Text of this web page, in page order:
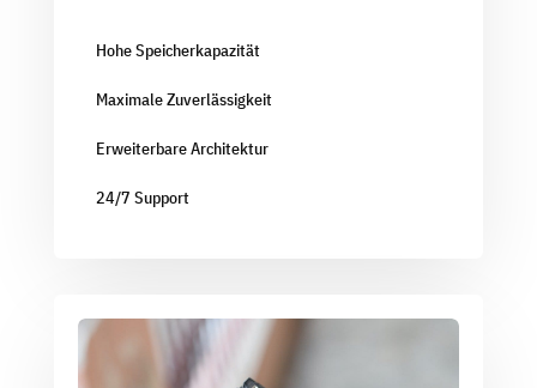
Hohe Speicherkapazität
Maximale Zuverlässigkeit
Erweiterbare Architektur
24/7 Support